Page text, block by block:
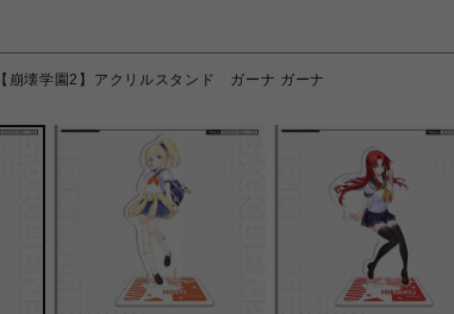
【崩壊学園2】アクリルスタンド ガーナ ガーナ